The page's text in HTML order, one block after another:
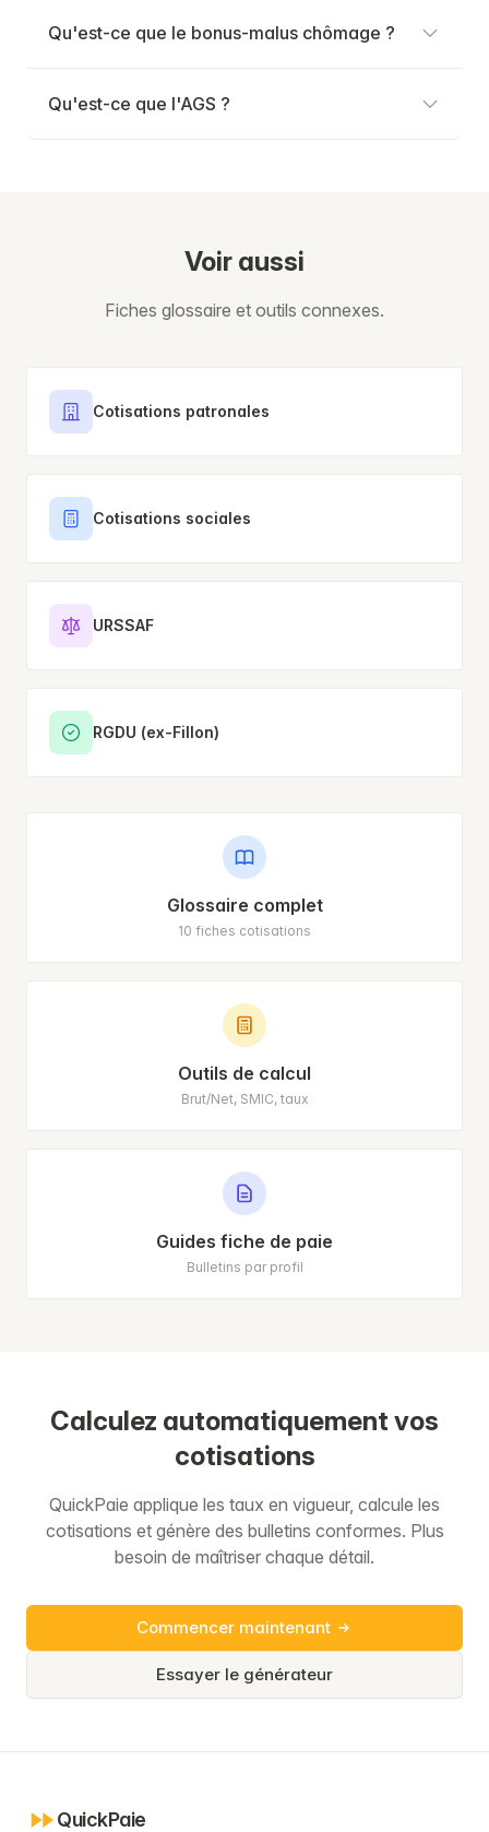
Qu'est-ce que le bonus-malus chômage ?
Qu'est-ce que l'AGS ?
Voir aussi
Fiches glossaire et outils connexes.
Cotisations patronales
Cotisations sociales
URSSAF
RGDU (ex-Fillon)
Glossaire complet
10 fiches cotisations
Outils de calcul
Brut/Net, SMIC, taux
Guides fiche de paie
Bulletins par profil
Calculez automatiquement vos
cotisations
QuickPaie applique les taux en vigueur, calcule les
cotisations et génère des bulletins conformes. Plus
besoin de maîtriser chaque détail.
Commencer maintenant
Essayer le générateur
QuickPaie